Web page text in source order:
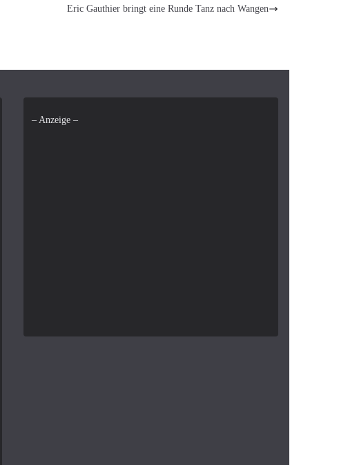
Eric Gauthier bringt eine Runde Tanz nach Wangen
– Anzeige –